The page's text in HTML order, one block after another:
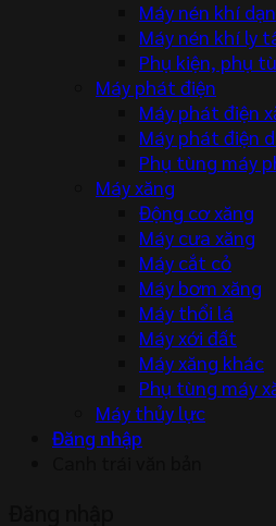
Máy nén khí
Máy nén khí ly
Phụ kiện, phụ
Máy phát điện
Máy phát điện
Máy phát điện
Phụ tùng máy
Máy xăng
Động cơ xăng
Máy cưa xăng
Máy cắt cỏ
Máy bơm xăng
Máy thổi lá
Máy xới đất
Máy xăng khác
Phụ tùng máy
Máy thủy lực
Đăng nhập